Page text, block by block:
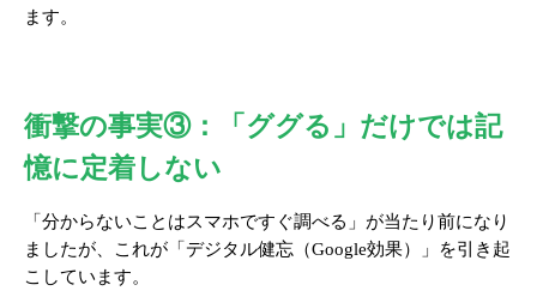
ます。
衝撃の事実③：「ググる」だけでは記
憶に定着しない
「分からないことはスマホですぐ調べる」が当たり前になり
ましたが、これが「デジタル健忘（Google効果）」を引き起
こしています。